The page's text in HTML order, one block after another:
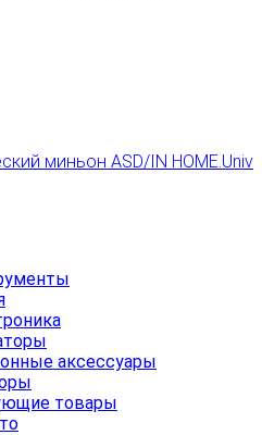
миньон ASD/IN HOME.Univ
аксессуары
товары